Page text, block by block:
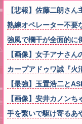
【悲報】佐藤二朗さ
熟練オペレーター不要
強風で欄干が全面的
【画像】女子アナさ
カープアドゥワ誠『火
【最強】玉置浩二と
【画像】安井カノン
手を繋いで駆け寄るあ